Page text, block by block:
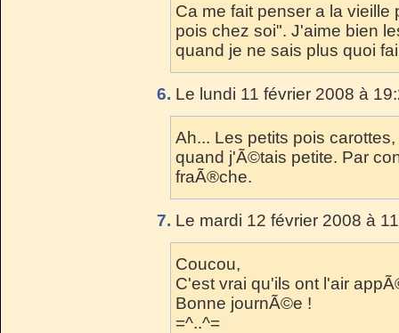
Ca me fait penser a la
pois chez soi". J'aime bien
quand je ne sais plus quoi
6. Le lundi 11 février 2008 à
Ah... Les petits pois
quand j'Ã©tais petite. Par
fraÃ®che.
7. Le mardi 12 février 2008 à
Coucou,
C'est vrai qu'ils ont l'air
Bonne journÃ©e !
=^..^=